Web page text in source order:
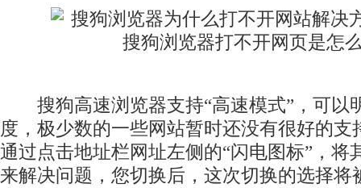
搜狗高速浏览器支持“高速模式”，可以
度，极少数的一些网站暂时还没有很好的支
通过点击地址栏网址左侧的“闪电图标”，将
来解决问题，您切换后，这次切换的选择将